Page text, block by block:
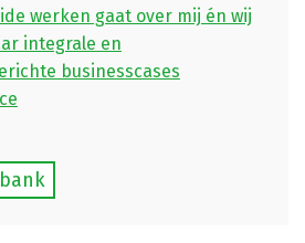
werken gaat over mij én wij
integrale en
businesscases